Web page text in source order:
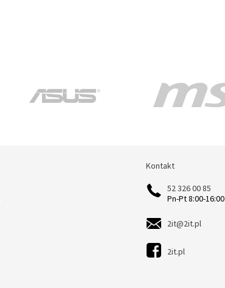
Kontakt
Kontakt
52 326 00 85
Pn-Pt 8:00-16:00
2it@2it.pl
2it.pl